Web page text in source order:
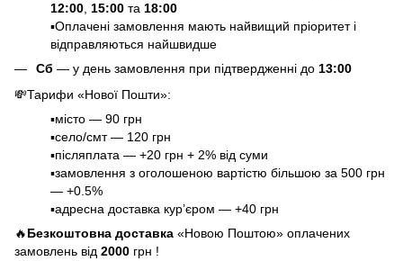
12:00 15:00 та 18:00
▪️Оплачені замовлення мають найвищий пріоритет і
відправляються найшвидше
Сб — у день замовлення при підтвердженні до 13:00
💸Тарифи «Нової Пошти»:
▪️місто — 90 грн
▪️село/смт — 120 грн
▪️післяплата — +20 грн + 2% від суми
▪️замовлення з оголошеною вартістю більшою за 500 грн
— +0.5%
▪️адресна доставка кур’єром — +40 грн
🔥Безкоштовна доставка «Новою Поштою» оплачених
замовлень від 2000 грн !